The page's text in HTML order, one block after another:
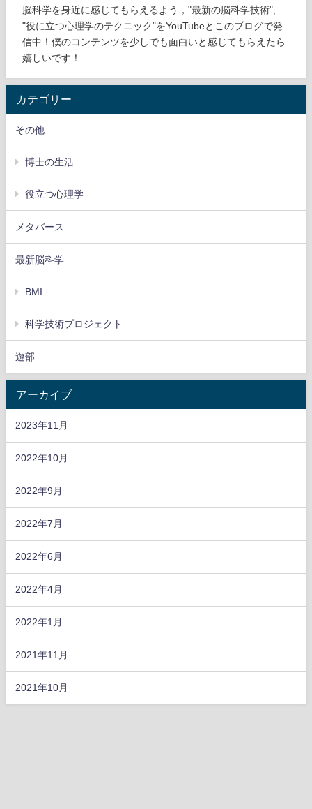
脳科学を身近に感じてもらえるよう，"最新の脳科学技術",
"役に立つ心理学のテクニック"をYouTubeとこのブログで発
信中！僕のコンテンツを少しでも面白いと感じてもらえたら
嬉しいです！
カテゴリー
その他
博士の生活
役立つ心理学
メタバース
最新脳科学
BMI
科学技術プロジェクト
遊部
アーカイブ
2023年11月
2022年10月
2022年9月
2022年7月
2022年6月
2022年4月
2022年1月
2021年11月
2021年10月